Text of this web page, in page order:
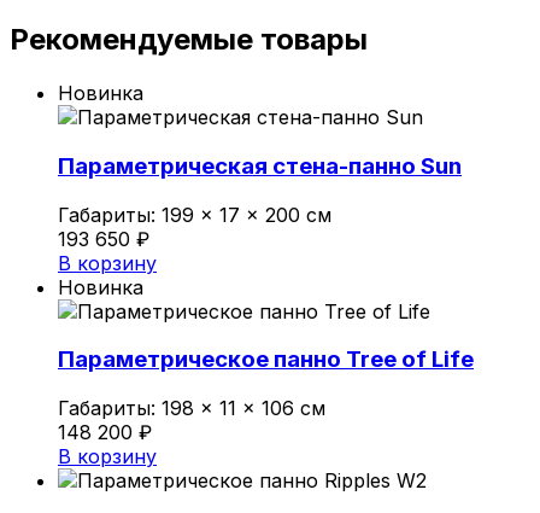
Рекомендуемые товары
Новинка
Параметрическая стена-панно Sun
Габариты: 199 × 17 × 200 см
193 650 ₽
В корзину
Новинка
Параметрическое панно Tree of Life
Габариты: 198 × 11 × 106 см
148 200 ₽
В корзину